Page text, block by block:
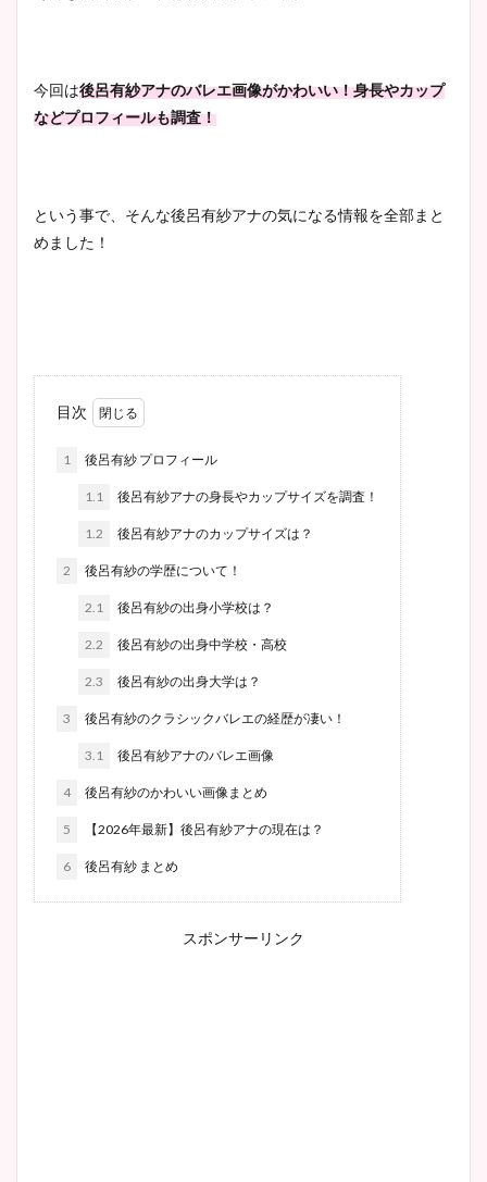
今回は後呂有紗アナのバレエ画像がかわいい！身長やカップ
などプロフィールも調査！
という事で、そんな後呂有紗アナの気になる情報を全部まと
めました！
目次
1 後呂有紗 プロフィール
1.1 後呂有紗アナの身長やカップサイズを調査！
1.2 後呂有紗アナのカップサイズは？
2 後呂有紗の学歴について！
2.1 後呂有紗の出身小学校は？
2.2 後呂有紗の出身中学校・高校
2.3 後呂有紗の出身大学は？
3 後呂有紗のクラシックバレエの経歴が凄い！
3.1 後呂有紗アナのバレエ画像
4 後呂有紗のかわいい画像まとめ
5 【2026年最新】後呂有紗アナの現在は？
6 後呂有紗 まとめ
スポンサーリンク